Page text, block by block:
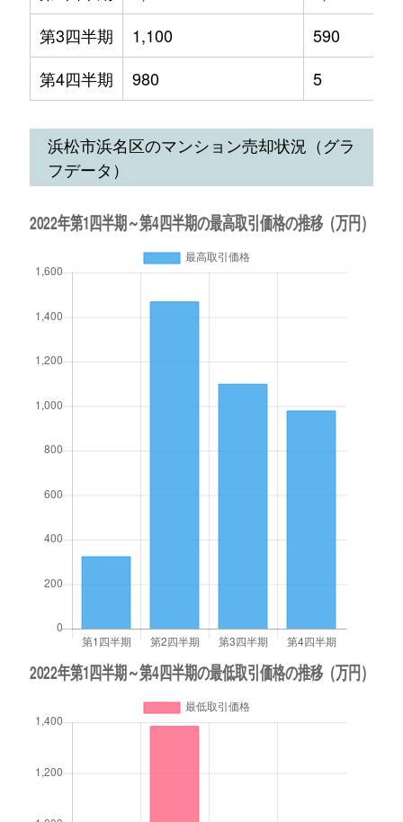
第3四半期
1,100
590
第4四半期
980 5
浜松市浜名区のマンション売却状況（グラ
フデータ）